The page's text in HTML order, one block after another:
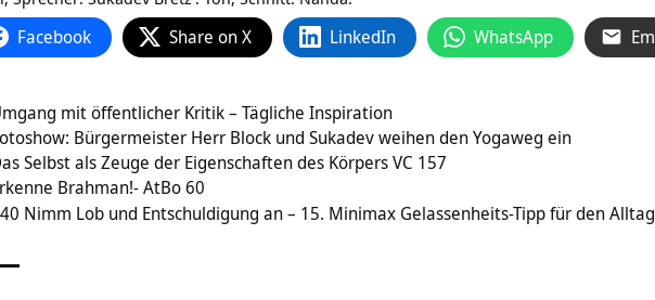
Facebook Share on X LinkedIn WhatsApp
mit öffentlicher Kritik – Tägliche Inspiration
Bürgermeister Herr Block und Sukadev weihen den Yogaweg ein
Selbst als Zeuge der Eigenschaften des Körpers VC 157
Brahman!- AtBo 60
Nimm Lob und Entschuldigung an – 15. Minimax Gelassenheits-Tipp für den Alltag